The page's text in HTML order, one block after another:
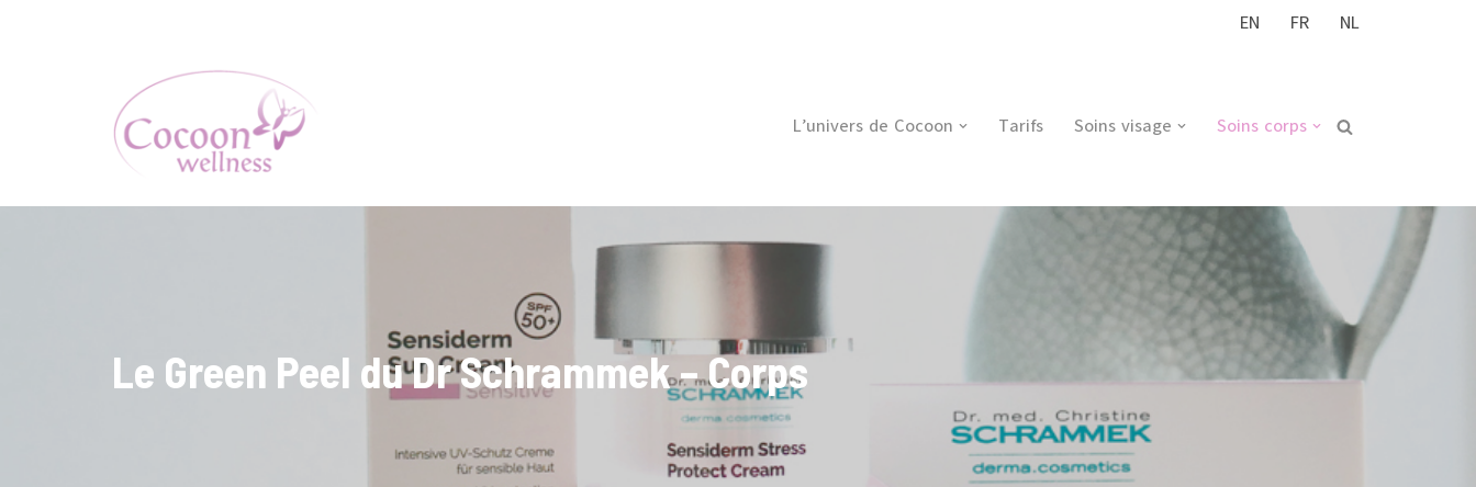
EN FR NL
L’univers de Cocoon Tarifs Soins visage Soins corps
Le Green Peel du Dr Schrammek – Corps